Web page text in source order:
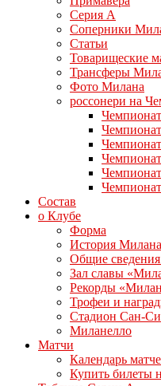
Серия А
Соперники
Статьи
Товарищеские
Трансферы
Фото Милана
россонери на
Состав
о Клубе
Форма
История Милана
Общие
Зал славы
Рекорды
Трофеи и
Стадион Сан-
Миланелло
Матчи
Календарь
Купить билеты